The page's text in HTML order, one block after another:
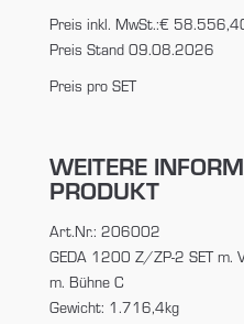
Preis inkl. MwSt.:€
Preis Stand 09.08.2026
Preis pro SET
WEITERE
PRODUKT
Art.Nr.: 206002
GEDA 1200 Z/ZP-2 SET m.
m. Bühne C
Gewicht: 1.716,4kg